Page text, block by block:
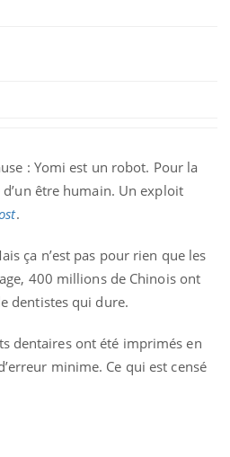
: Yomi est un robot. Pour la
être humain. Un exploit
.
ça n’est pas pour rien que les
400 millions de Chinois ont
dentistes qui dure.
dentaires ont été imprimés en
minime. Ce qui est censé